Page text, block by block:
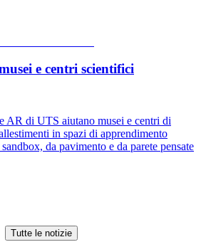
e centri scientifici
AR di UTS aiutano musei e centri di
in spazi di apprendimento
da pavimento e da parete pensate
Tutte le notizie